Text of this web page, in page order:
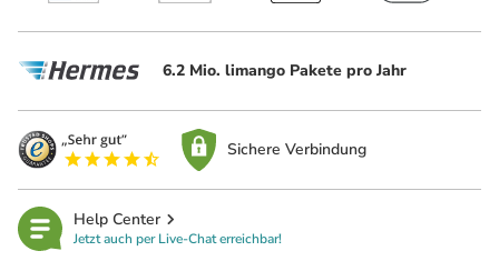
6.2 Mio. limango Pakete pro Jahr
Sichere Verbindung
Help Center
Jetzt auch per Live-Chat erreichbar!